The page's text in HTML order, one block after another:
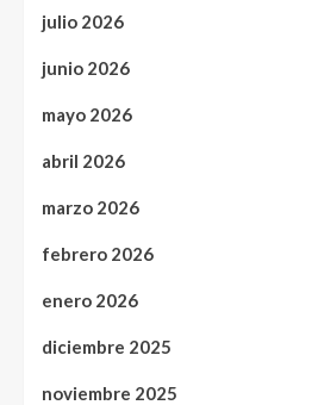
julio 2026
junio 2026
mayo 2026
abril 2026
marzo 2026
febrero 2026
enero 2026
diciembre 2025
noviembre 2025